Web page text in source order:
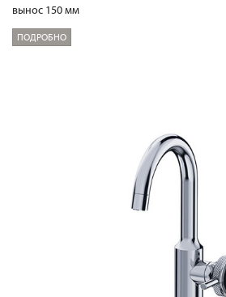
вынос 150 мм
ПОДРОБНО